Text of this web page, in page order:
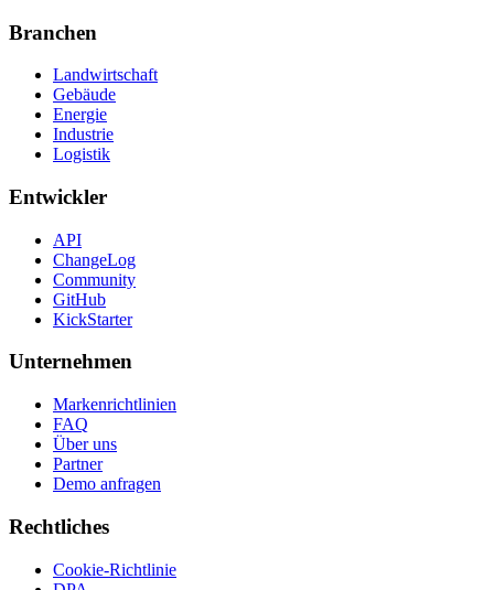
Branchen
Landwirtschaft
Gebäude
Energie
Industrie
Logistik
Entwickler
API
ChangeLog
Community
GitHub
KickStarter
Unternehmen
Markenrichtlinien
FAQ
Über uns
Partner
Demo anfragen
Rechtliches
Cookie-Richtlinie